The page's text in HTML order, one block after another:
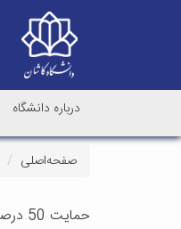
درباره دانشگاه
صفحه‌اصلی
حمایت 50 درصدی وزارت علوم از طرح های خیرین در حوزه های پژوهشی